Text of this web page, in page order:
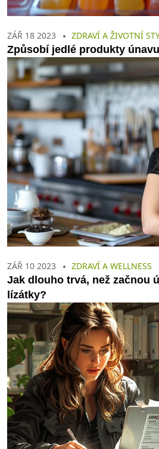
ZÁŘ 18 2023 ZDRAVÍ A ŽIVOTNÍ
Způsobí jedlé produkty
ZÁŘ 10 2023 ZDRAVÍ A WELLNESS
Jak dlouho trvá, než začnou
lízátky?